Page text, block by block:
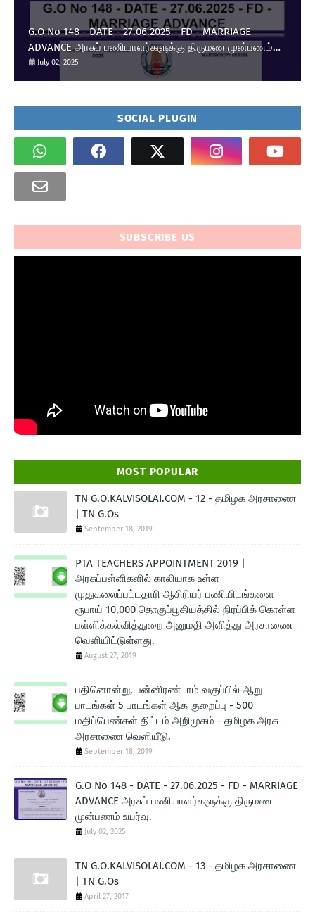
G.O No 148 - DATE - 27.06.2025 - FD - MARRIAGE
ADVANCE அரசுப் பணியாளர்களுக்கு திருமண முன்பணம்
உயர்வு.
July 02, 2025
SOCIAL PLUGIN
SUBSCRIBE US
MOST POPULAR
TN G.O.KALVISOLAI.COM - 12 - தமிழக அரசாணை
| TN G.Os
September 18, 2019
PTA TEACHERS APPOINTMENT 2019 |
அரசுப்பள்ளிகளில் காலியாக உள்ள
முதுகலைப்பட்டதாரி ஆசிரியர் பணியிடங்களை
ரூபாய் 10,000 தொகுப்பூதியத்தில் நிரப்பிக் கொள்ள
பள்ளிக்கல்வித்துறை அனுமதி அளித்து அரசாணை
வெளியிட்டுள்ளது.
August 27, 2019
பதினொன்று, பன்னிரண்டாம் வகுப்பில் ஆறு
பாடங்கள் 5 பாடங்கள் ஆக குறைப்பு - 500
மதிப்பெண்கள் திட்டம் அறிமுகம் - தமிழக அரசு
அரசாணை வெளியீடு.
September 18, 2019
G.O No 148 - DATE - 27.06.2025 - FD - MARRIAGE
ADVANCE அரசுப் பணியாளர்களுக்கு திருமண
முன்பணம் உயர்வு.
July 02, 2025
TN G.O.KALVISOLAI.COM - 13 - தமிழக அரசாணை
| TN G.Os
April 27, 2017